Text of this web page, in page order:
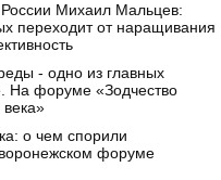
Михаил Мальцев:
переходит от наращивания
- одно из главных
На форуме «Зодчество
о чем спорили
форуме